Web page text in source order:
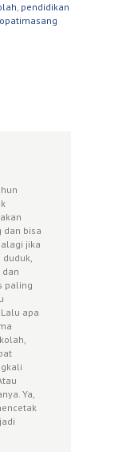
, pendidikan
dan bisa
jika
duduk,
paling
apa
Ya,